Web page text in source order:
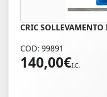
CRIC
COD: 99891
140,00€I.C.